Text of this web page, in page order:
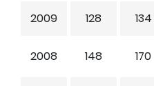
2009 128 134
2008 148 170